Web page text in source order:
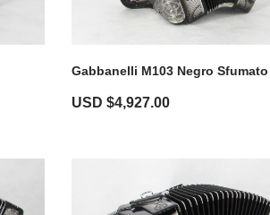
Gabbanelli M103 Negro Sfumato
USD $4,927.00